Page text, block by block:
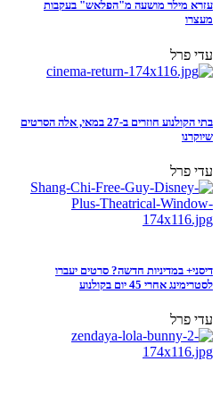
עזרא מילר מושעה מ"הפלאש" בעקבות
מעצרו
עדי פרל
בתי הקולנוע חוזרים ב-27 במאי, אלה הסרטים
שיוקרנו
עדי פרל
דיסני+ במדיניות חדשה? סרטים יעברו
לסטרימינג אחרי 45 יום בקולנוע
עדי פרל